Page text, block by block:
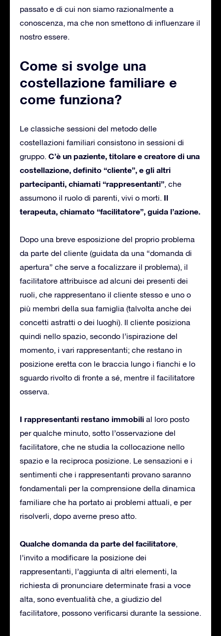
passato e di cui non siamo razionalmente a
conoscenza, ma che non smettono di influenzare il
nostro essere.
Come si svolge una
costellazione familiare e
come funziona?
Le classiche sessioni del metodo delle
costellazioni familiari consistono in sessioni di
gruppo. C’è un paziente, titolare e creatore di una
costellazione, definito “cliente”, e gli altri
partecipanti, chiamati “rappresentanti”, che
assumono il ruolo di parenti, vivi o morti. Il
terapeuta, chiamato “facilitatore”, guida l’azione.
Dopo una breve esposizione del proprio problema
da parte del cliente (guidata da una “domanda di
apertura” che serve a focalizzare il problema), il
facilitatore attribuisce ad alcuni dei presenti dei
ruoli, che rappresentano il cliente stesso e uno o
più membri della sua famiglia (talvolta anche dei
concetti astratti o dei luoghi). Il cliente posiziona
quindi nello spazio, secondo l’ispirazione del
momento, i vari rappresentanti; che restano in
posizione eretta con le braccia lungo i fianchi e lo
sguardo rivolto di fronte a sé, mentre il facilitatore
osserva.
I rappresentanti restano immobili al loro posto
per qualche minuto, sotto l’osservazione del
facilitatore, che ne studia la collocazione nello
spazio e la reciproca posizione. Le sensazioni e i
sentimenti che i rappresentanti provano saranno
fondamentali per la comprensione della dinamica
familiare che ha portato ai problemi attuali, e per
risolverli, dopo averne preso atto.
Qualche domanda da parte del facilitatore,
l’invito a modificare la posizione dei
rappresentanti, l’aggiunta di altri elementi, la
richiesta di pronunciare determinate frasi a voce
alta, sono eventualità che, a giudizio del
facilitatore, possono verificarsi durante la sessione.